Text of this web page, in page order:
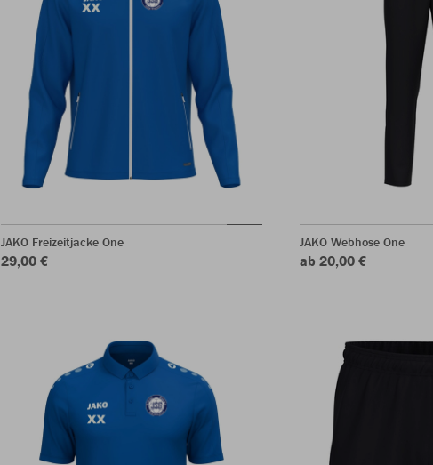
JAKO Freizeitjacke One
29,00 €
JAKO Webhose One
ab 20,00 €